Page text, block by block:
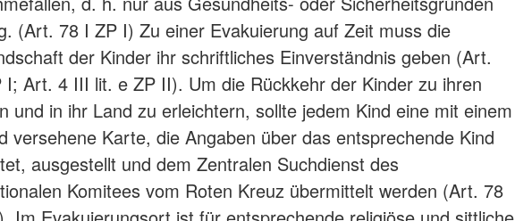
(Art. 78 I ZP I) Zu einer Evakuierung auf Zeit muss die
der Kinder ihr schriftliches Einverständnis geben (Art.
I; Art. 4 III lit. e ZP II). Um die Rückkehr der Kinder zu ihren
und in ihr Land zu erleichtern, sollte jedem Kind eine mit einem
versehene Karte, die Angaben über das entsprechende Kind
ausgestellt und dem Zentralen Suchdienst des
Komitees vom Roten Kreuz übermittelt werden (Art. 78